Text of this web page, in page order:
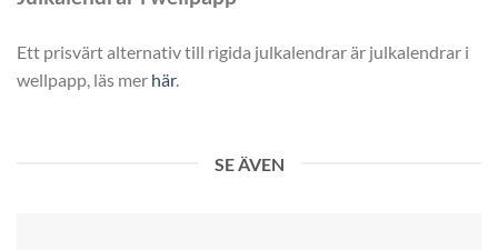
Ett prisvärt alternativ till rigida julkalendrar är julkalendrar i
wellpapp, läs mer här.
SE ÄVEN